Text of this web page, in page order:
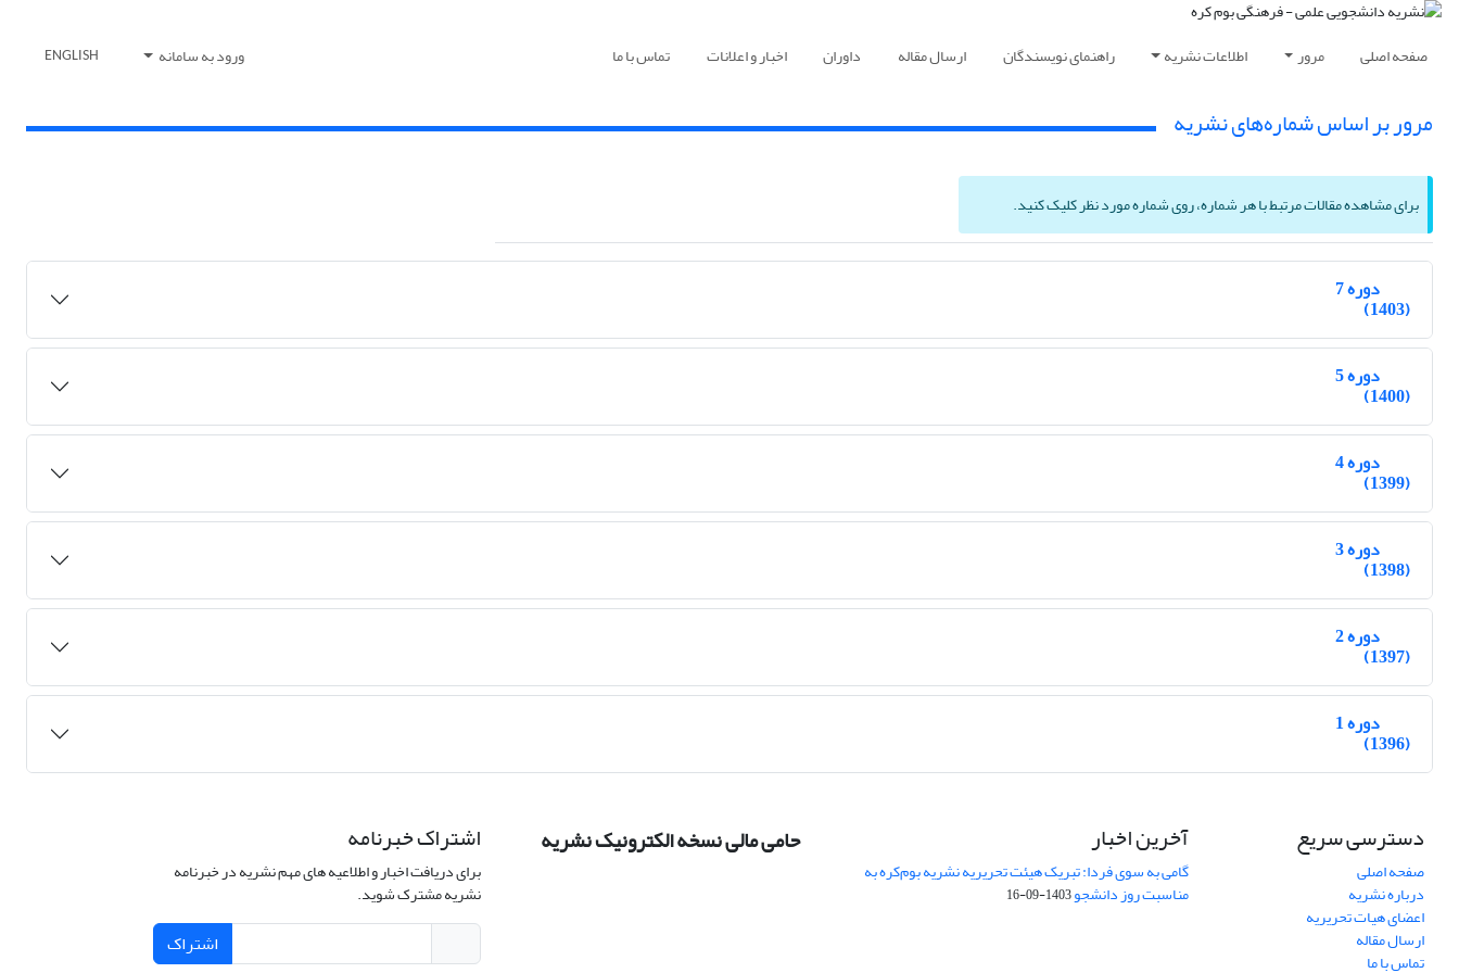
صفحه اصلی مرور اطلاعات نشریه راهنمای نویسندگان ارسال مقاله داوران اخبار و اعلانات تماس با ما ورود به سامانه ENGLISH
مرور بر اساس شماره‌های نشریه
برای مشاهده مقالات مرتبط با هر شماره، روی شماره مورد نظر کلیک کنید.
دوره 7
(1403)
دوره 5
(1400)
دوره 4
(1399)
دوره 3
(1398)
دوره 2
(1397)
دوره 1
(1396)
دسترسی سریع
صفحه اصلی
درباره نشریه
اعضای هیات تحریریه
ارسال مقاله
تماس با ما
آخرین اخبار
گامی به سوی فردا: تبریک هیئت تحریریه نشریه بوم‌کره به
مناسبت روز دانشجو1403-09-16
حامی مالی نسخه الکترونیک نشریه اشتراک خبرنامه
برای دریافت اخبار و اطلاعیه های مهم نشریه در خبرنامه
نشریه مشترک شوید.
اشتراک